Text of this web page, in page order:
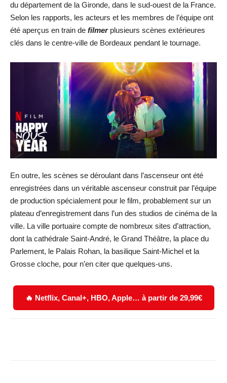
du département de la Gironde, dans le sud-ouest de la France.
Selon les rapports, les acteurs et les membres de l’équipe ont
été aperçus en train de filmer plusieurs scènes extérieures
clés dans le centre-ville de Bordeaux pendant le tournage.
En outre, les scènes se déroulant dans l’ascenseur ont été
enregistrées dans un véritable ascenseur construit par l’équipe
de production spécialement pour le film, probablement sur un
plateau d’enregistrement dans l’un des studios de cinéma de la
ville. La ville portuaire compte de nombreux sites d’attraction,
dont la cathédrale Saint-André, le Grand Théâtre, la place du
Parlement, le Palais Rohan, la basilique Saint-Michel et la
Grosse cloche, pour n’en citer que quelques-uns.
🔥 Netflix, Canal+, HBO, Apple… à partir de 29,99€